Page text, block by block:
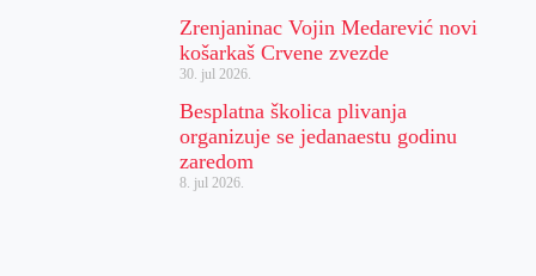
Zrenjaninac Vojin Medarević novi
košarkaš Crvene zvezde
30. jul 2026.
Besplatna školica plivanja
organizuje se jedanaestu godinu
zaredom
8. jul 2026.